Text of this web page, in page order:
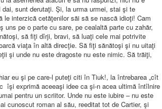
sunt derutaţi. Şi, la urma urmei, stai şi te
interzică cetăţenilor săi să se nască idioţi! Cam
pe o parte cu sare, pe cealaltă parte cu zahăr,
să fiţi dîrji, bravi, să luaţi cele mai potrivite
viaţa în altă direcţie. Să fiţi sănătoşi şi nu uitaţi
şi unde nu este dragoste nu este nimic. Să trăiţi,
eu şi pe care-l puteţi citi în Tiuk!, la întrebarea „cît
îşi exprimă aceeaşi idee ca şi-n acea ultimă întîlnire
pentru un scriitor. Unde nu este iubire – nu este
cunoscut roman al său, reeditat tot de Cartier, şi